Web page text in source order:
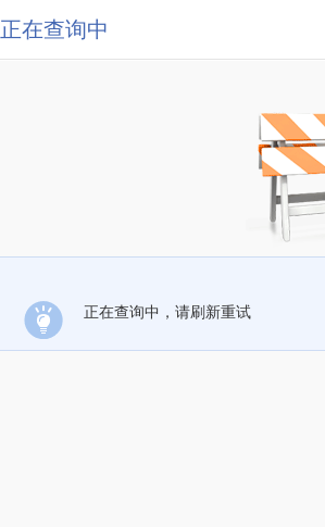
正在查询中
正在查询中，请刷新重试